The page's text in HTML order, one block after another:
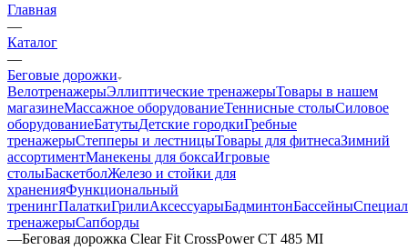
Главная
—
Каталог
—
Беговые дорожки
ВелотренажерыЭллиптические тренажерыТовары в нашем
магазинеМассажное оборудованиеТеннисные столыСиловое
оборудованиеБатутыДетские городкиГребные
тренажерыСтепперы и лестницыТовары для фитнесаЗимний
ассортиментМанекены для боксаИгровые
столыБаскетболЖелезо и стойки для
храненияФункциональный
тренингПалаткиГрилиАксессуарыБадминтонБассейны
тренажерыСапборды
—Беговая дорожка Clear Fit CrossPower CT 485 MI